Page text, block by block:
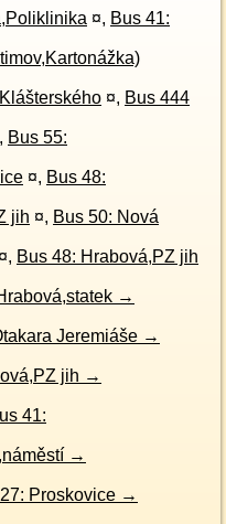
¤, Bus 41:
¤, Bus 444
, Bus 55:
¤, Bus 48:
jih ¤, Bus 50: Nová
¤, Bus 48: Hrabová,PZ jih
→
Jeremiáše →
jih →
41:
→
Proskovice →